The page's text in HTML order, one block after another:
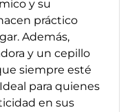
y su
práctico
Además,
y un cepillo
siempre esté
para quienes
en sus